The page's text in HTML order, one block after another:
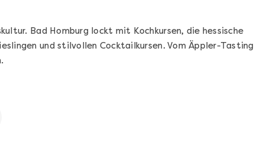
Bad Homburg lockt mit Kochkursen, die hessische
und stilvollen Cocktailkursen. Vom Äppler-Tasting